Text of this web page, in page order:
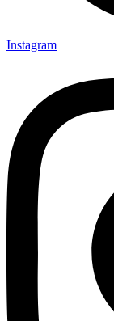
Instagram